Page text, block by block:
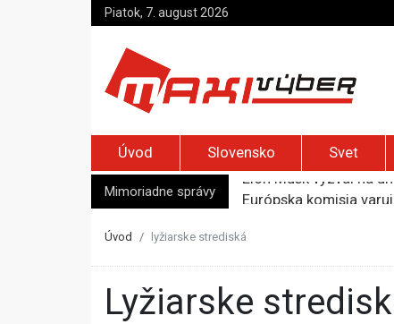
Piatok, 7. august 2026
Úvod Slovensko Svet
Mimoriadne správy
Európska komisia
Opičí teror
Úvod lyžiarske strediská
lyžiarske